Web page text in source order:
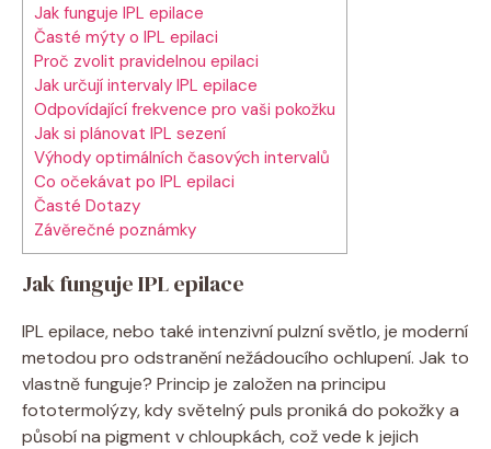
Jak funguje IPL epilace
Časté mýty o IPL epilaci
Proč zvolit pravidelnou epilaci
Jak určují intervaly IPL epilace
Odpovídající frekvence pro vaši pokožku
Jak si plánovat IPL sezení
Výhody optimálních časových intervalů
Co očekávat po IPL epilaci
Časté Dotazy
Závěrečné poznámky
Jak funguje IPL epilace
IPL epilace, nebo také intenzivní pulzní světlo, je moderní
metodou pro odstranění nežádoucího ochlupení. Jak to
vlastně funguje? Princip je založen na principu
fototermolýzy, kdy světelný puls proniká do pokožky a
působí na pigment v chloupkách, což vede k jejich